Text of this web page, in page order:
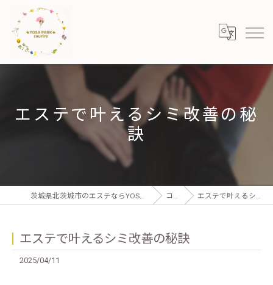
エステで叶えるシミ改善の秘
訣
茨城県北茨城市のエステならYOSA PARK sourire 北茨城店 コラム エステで叶えるシミ改善の秘訣
エステで叶えるシミ改善の秘訣
2025/04/11